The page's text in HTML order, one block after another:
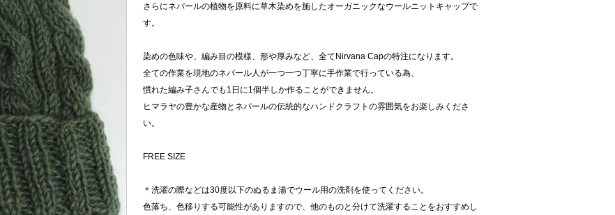
さらにネパールの植物を原料に草木染めを施したオーガニックなウールニットキャップで
す。
染めの色味や、編み目の模様、形や厚みなど、全てNirvana Capの特注になります。
全ての作業を現地のネパール人が一つ一つ丁寧に手作業で行っている為、
慣れた編み子さんでも1日に1個半しか作ることができません。
ヒマラヤの豊かな産物とネパールの伝統的なハンドクラフトの雰囲気をお楽しみくださ
い。
FREE SIZE
＊洗濯の際などは30度以下のぬるま湯でウール用の洗剤を使ってください。
色落ち、色移りする可能性がありますので、他のものと分けて洗濯することをおすすめし